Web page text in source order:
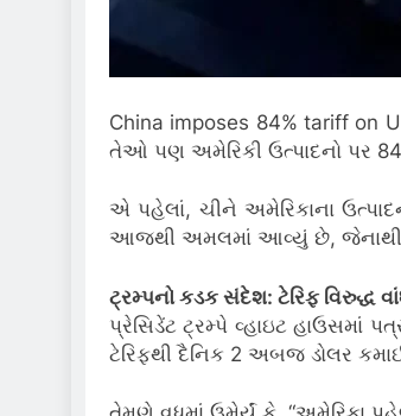
China imposes 84% tariff on
તેઓ પણ અમેરિકી ઉત્પાદનો પર
એ પહેલાં, ચીને અમેરિકાના
આજથી અમલમાં આવ્યું છે, જેનાથી
ટ્રમ્પનો કડક સંદેશ: ટેરિફ વિરુદ્ધ
પ્રેસિડેંટ ટ્રમ્પે વ્હાઇટ હાઉસમાં
ટેરિફથી દૈનિક 2 અબજ ડોલર